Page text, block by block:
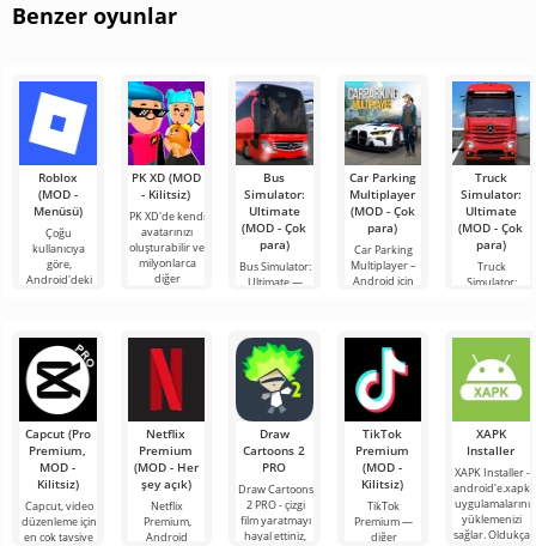
Benzer oyunlar
Roblox
(MOD -
Menüsü)
Çoğu
kullanıcıya
göre,
Android'deki
proje, sınırsız
olanaklarıyla
PK XD (MOD
- Kilitsiz)
PK XD'de kendi
avatarınızı
oluşturabilir ve
milyonlarca
diğer
Bus
Simulator:
Ultimate
(MOD - Çok
para)
Bus Simulator:
Ultimate —
oyunu,
oyunculara
dünyanın dört
bir
Car Parking
Multiplayer
(MOD - Çok
para)
Car Parking
Multiplayer –
Android için
unsurlarını
kullanarak
Truck
Simulator:
Ultimate
(MOD - Çok
para)
Truck
Simulator:
bir iş
bileşeninin
Capcut (Pro
Premium,
MOD -
Kilitsiz)
Capcut, video
düzenleme için
en çok tavsiye
Netflix
Premium
(MOD - Her
şey açık)
Netflix
Premium,
Android
Draw
Cartoons 2
PRO
Draw Cartoons
2 PRO - çizgi
film yaratmayı
hayal ettiniz,
TikTok
Premium
(MOD -
Kilitsiz)
TikTok
Premium —
diğer
XAPK
Installer
XAPK Installer -
android'e.xapk
uygulamalarını
yüklemenizi
sağlar. Oldukça